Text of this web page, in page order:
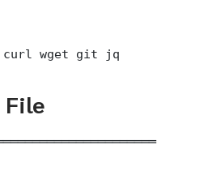
wget git jq
File